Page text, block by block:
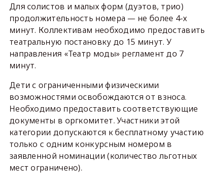
Для солистов и малых форм (дуэтов, трио)
продолжительность номера — не более 4-х
минут. Коллективам необходимо предоставить
театральную постановку до 15 минут. У
направления «Театр моды» регламент до 7
минут.
Дети с ограниченными физическими
возможностями освобождаются от взноса.
Необходимо предоставить соответствующие
документы в оргкомитет. Участники этой
категории допускаются к бесплатному участию
только с одним конкурсным номером в
заявленной номинации (количество льготных
мест ограничено).